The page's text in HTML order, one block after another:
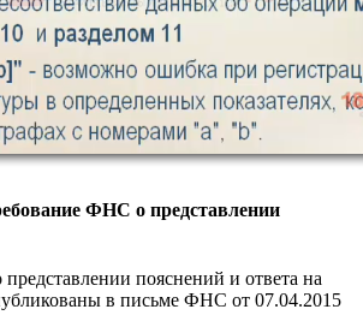
ФНС о представлении
пояснений и ответа на
в письме ФНС от 07.04.2015